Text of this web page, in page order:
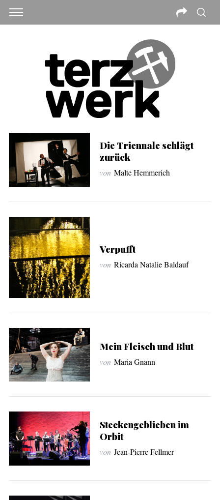
Die Triennale schlägt
zurück
von Malte Hemmerich
Verpufft
von Ricarda Natalie Baldauf
Mein Fleisch und Blut
von Maria Gnann
Steckengeblieben im
Orbit
von Jean-Pierre Fellmer